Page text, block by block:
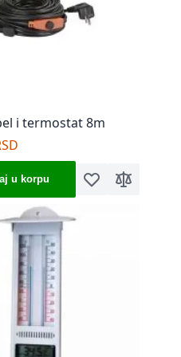
i termostat 8m
u korpu Dodaj u listu
Dodaj za